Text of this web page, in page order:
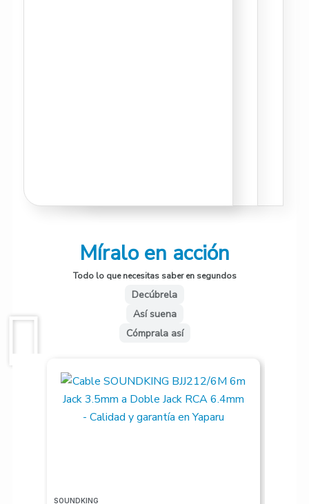
Míralo en acción
Todo lo que necesitas saber en segundos
Decúbrela
Así suena
Cómprala así
SOUNDKING